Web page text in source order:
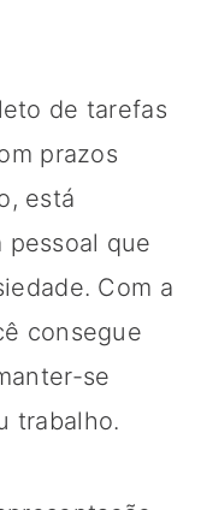
de tarefas
prazos
está
pessoal que
Com a
consegue
se
trabalho.